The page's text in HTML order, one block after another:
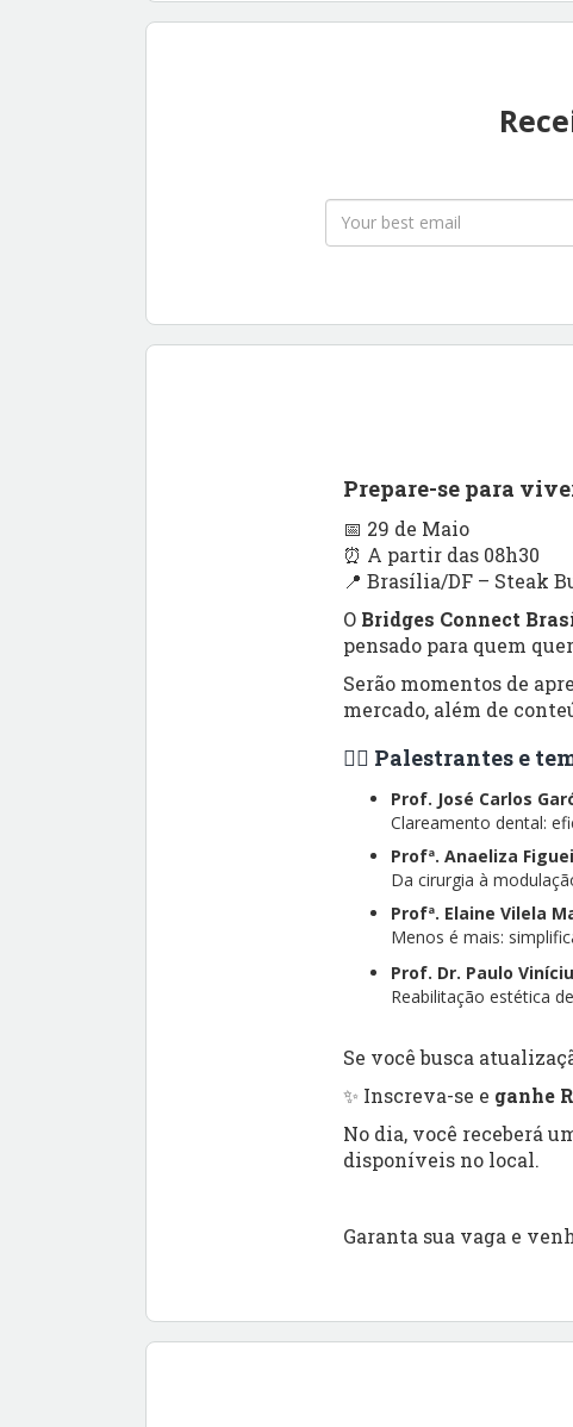
Prepare-se para
📅 29 de Maio
⏰ A partir das 08h30
📍 Brasília/DF – Steak
O Bridges Connect
pensado para quem
Serão momentos de
mercado, além de
👨‍⚕️ Palestrantes e
Prof. José Carlos
Clareamento dental:
Profª. Anaeliza
Da cirurgia à
Profª. Elaine Vilela
Menos é mais:
Prof. Dr. Paulo
Reabilitação estética
Se você busca
✨ Inscreva-se e ganhe
No dia, você receberá
disponíveis no local.
Garanta sua vaga e